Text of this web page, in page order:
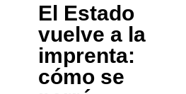
El Estado
vuelve a la
imprenta:
cómo se